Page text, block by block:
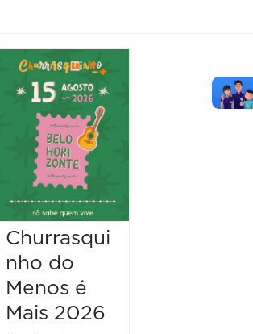
Churrasqui
nho do
Menos é
Mais 2026